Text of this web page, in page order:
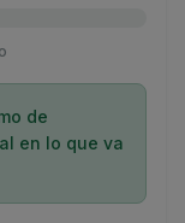
de
en lo que va